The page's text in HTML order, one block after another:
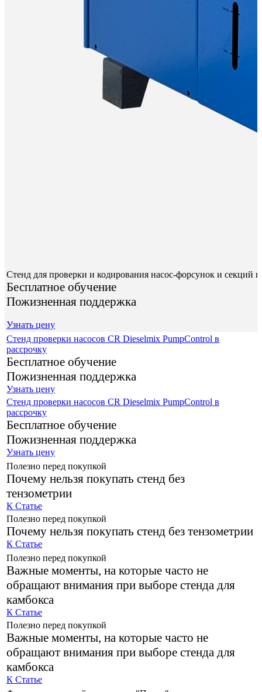
Стенд для проверки и кодирования насос-форсунок и секций в
Бесплатное обучение
Пожизненная поддержка
Узнать цену
Стенд проверки насосов CR Dieselmix PumpControl в
рассрочку
Бесплатное обучение
Пожизненная поддержка
Узнать цену
Стенд проверки насосов CR Dieselmix PumpControl в
рассрочку
Бесплатное обучение
Пожизненная поддержка
Узнать цену
Полезно перед покупкой
Почему нельзя покупать стенд без
тензометрии
К Статье
Полезно перед покупкой
Почему нельзя покупать стенд без тензометрии
К Статье
Полезно перед покупкой
Важные моменты, на которые часто не
обращают внимания при выборе стенда для
камбокса
К Статье
Полезно перед покупкой
Важные моменты, на которые часто не
обращают внимания при выборе стенда для
камбокса
К Статье